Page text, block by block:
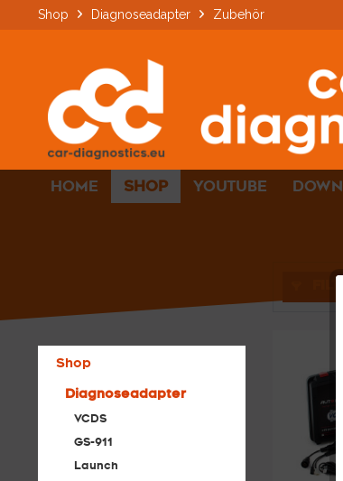
HOME SHOP YOUTUBE
Shop Diagnoseadapter Zubehör
Shop
Diagnoseadapter
VCDS
GS-911
Launch